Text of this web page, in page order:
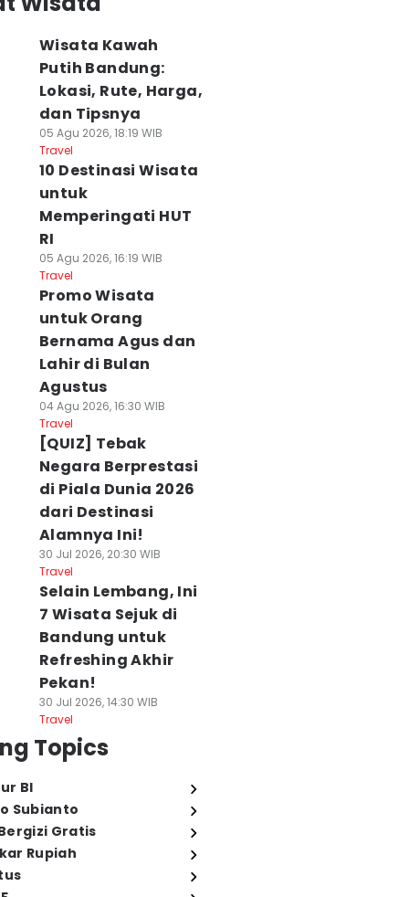
Wisata Kawah
Putih Bandung:
Lokasi, Rute, Harga,
dan Tipsnya
05 Agu 2026, 18:19 WIB
Travel
10 Destinasi Wisata
untuk
Memperingati HUT
RI
05 Agu 2026, 16:19 WIB
Travel
Promo Wisata
untuk Orang
Bernama Agus dan
Lahir di Bulan
Agustus
04 Agu 2026, 16:30 WIB
Travel
[QUIZ] Tebak
Negara Berprestasi
di Piala Dunia 2026
dari Destinasi
Alamnya Ini!
30 Jul 2026, 20:30 WIB
Travel
Selain Lembang, Ini
7 Wisata Sejuk di
Bandung untuk
Refreshing Akhir
Pekan!
30 Jul 2026, 14:30 WIB
Travel
Topics
BI
Subianto
Gratis
Rupiah